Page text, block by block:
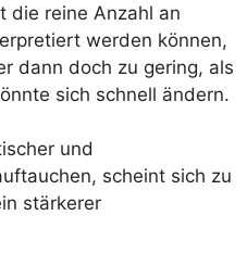
die reine Anzahl an
werden können,
dann doch zu gering, als
sich schnell ändern.
und
scheint sich zu
stärkerer